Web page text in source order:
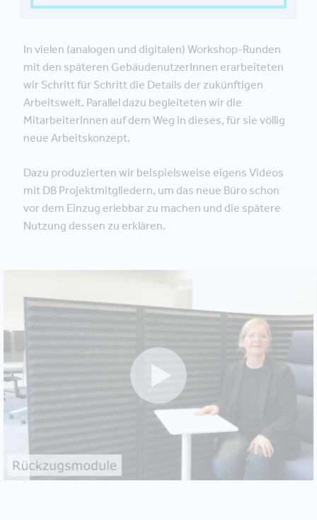
In vielen (analogen und digitalen) Workshop-Runden
mit den späteren GebäudenutzerInnen erarbeiteten
wir Schritt für Schritt die Details der zukünftigen
Arbeitswelt. Parallel dazu begleiteten wir die
MitarbeiterInnen auf dem Weg in dieses, für sie völlig
neue Arbeitskonzept.
Dazu produzierten wir beispielsweise eigens Videos
mit DB Projektmitgliedern, um das neue Büro schon
vor dem Einzug erlebbar zu machen und die spätere
Nutzung dessen zu erklären.